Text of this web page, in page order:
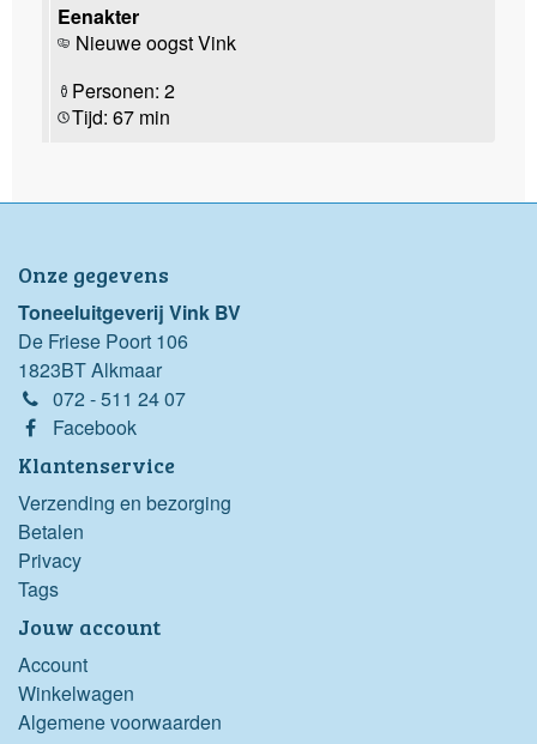
Eenakter
Nieuwe oogst Vink
Personen: 2
Tijd: 67 min
Onze gegevens
Toneeluitgeverij Vink BV
De Friese Poort 106
1823BT Alkmaar
072 - 511 24 07
Facebook
Klantenservice
Verzending en bezorging
Betalen
Privacy
Tags
Jouw account
Account
Winkelwagen
Algemene voorwaarden